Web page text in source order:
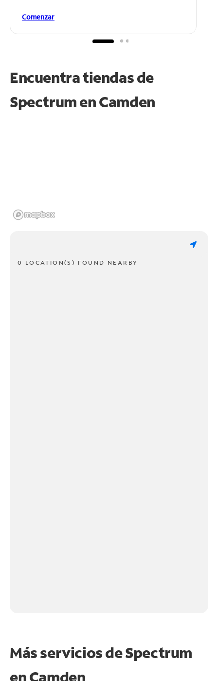
Comenzar
Encuentra tiendas de
Spectrum enCamden
0 LOCATION(S) FOUND NEARBY
Más servicios de Spectrum
enCamden